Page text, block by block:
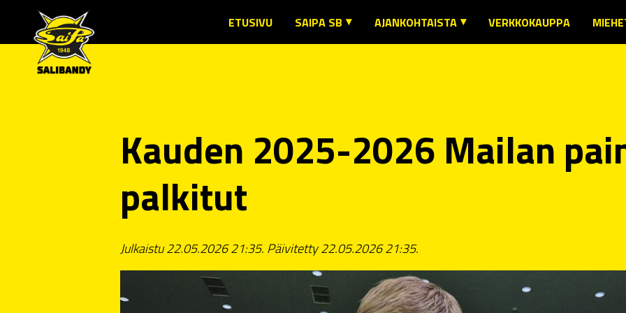
ETUSIVU SAIPA SB
JÄSENEDUT
YHTEYSTIEDOT
AJANKOHTAISTA
MUIDEN JOUKKUEIDEN TIEDOTTEET
VERKKOKAUPPA
Kauden 2025-2026 Mailan
palkitut
Julkaistu 22.05.2026 21:35. Päivitetty 22.05.2026 21:35.